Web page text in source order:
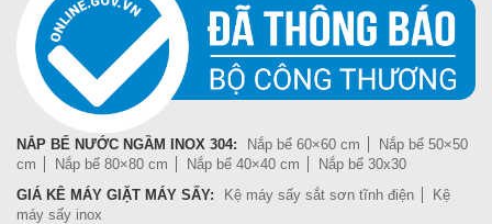
NẮP BỂ NƯỚC NGẦM INOX 304: Nắp bể 60×60 cm
Nắp bể 50×50
cm
Nắp bể 80×80 cm Nắp bể 40×40 cm
Nắp bể 30x30
GIÁ KÊ MÁY GIẶT MÁY SẤY:
Kệ máy sấy sắt sơn tĩnh điện
Kệ
máy sấy inox